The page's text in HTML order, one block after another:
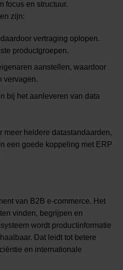
focus en structuur.
zijn:
vertraging oplopen.
productgroepen.
aanstellen, waardoor
vervagen.
bij het aanleveren van data
meer heldere datastandaarden,
een goede koppeling met ERP
van B2B e-commerce. Het
vinden, begrijpen en
wordt productinformatie
Dat leidt tot betere
en internationale